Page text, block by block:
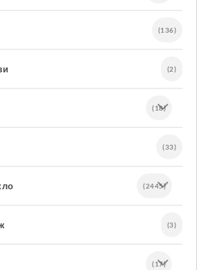
(136)
(2)
(18)
(33)
(2445)
(3)
(17)